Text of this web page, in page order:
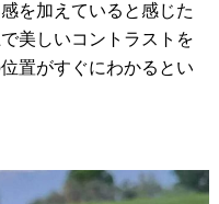
を加えていると感じた
美しいコントラストを
置がすぐにわかるとい